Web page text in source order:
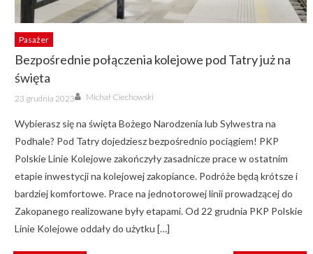
Pasażer
Bezpośrednie połączenia kolejowe pod Tatry już na
święta
Posted
on
23 grudnia 2023 Author
Michał Ciechowski
Wybierasz się na święta Bożego Narodzenia lub Sylwestra na
Podhale? Pod Tatry dojedziesz bezpośrednio pociągiem! PKP
Polskie Linie Kolejowe zakończyły zasadnicze prace w ostatnim
etapie inwestycji na kolejowej zakopiance. Podróże będą krótsze i
bardziej komfortowe. Prace na jednotorowej linii prowadzącej do
Zakopanego realizowane były etapami. Od 22 grudnia PKP Polskie
Linie Kolejowe oddały do użytku […]